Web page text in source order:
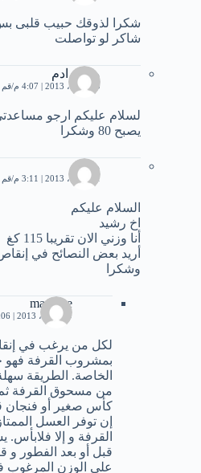
شكرا لذوقك حبيب قلبى
شاكر لو تواصلت
محمد ادم
10 أبريل، 2013 | 4:07 م قم
يصبح 80 وشكرا
مهدي
11 أبريل، 2013 | 3:11 م قم
السلام عليكم
اخ رشيد
أنا وزني الان تقريبا 115 كغ
أريد بعض النصائح في
وشكرا
mayssae
19 أبريل، 2013 | 12:06 ص
لكل من يرغب في
بمشروب القرفة
الخاصة. الطريقة
من مسحوق القرفة ثم
كأس صغير أو فنجان
إن توفر العسل
القرفة و إلا
قبل أو بعد الفطور و
على الوزن المرغوب